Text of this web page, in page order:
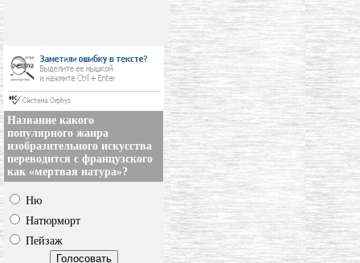
Название какого
популярного жанра
изобразительного искусства
переводится с французского
как «мертвая натура»?
Ню
Натюрморт
Пейзаж